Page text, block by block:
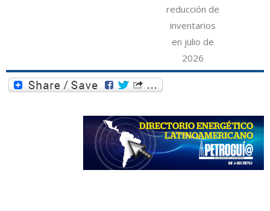
reducción de
inventarios
en julio de
2026